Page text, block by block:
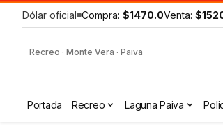
Dólar oficial Compra: $1470.0Venta:
Recreo · Monte Vera · Paiva
Portada Recreo Laguna Paiva